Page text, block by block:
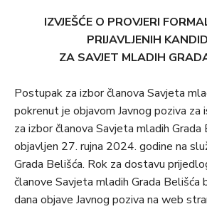
IZVJEŠĆE O PROVJERI
PRIJAVLJENIH
ZA SAVJET MLADIH
Postupak za izbor članova Savjeta
pokrenut je objavom Javnog poziva za
za izbor članova Savjeta mladih Grada
objavljen 27. rujna 2024. godine na
Grada Belišća. Rok za dostavu
članove Savjeta mladih Grada Belišća
dana objave Javnog poziva na web